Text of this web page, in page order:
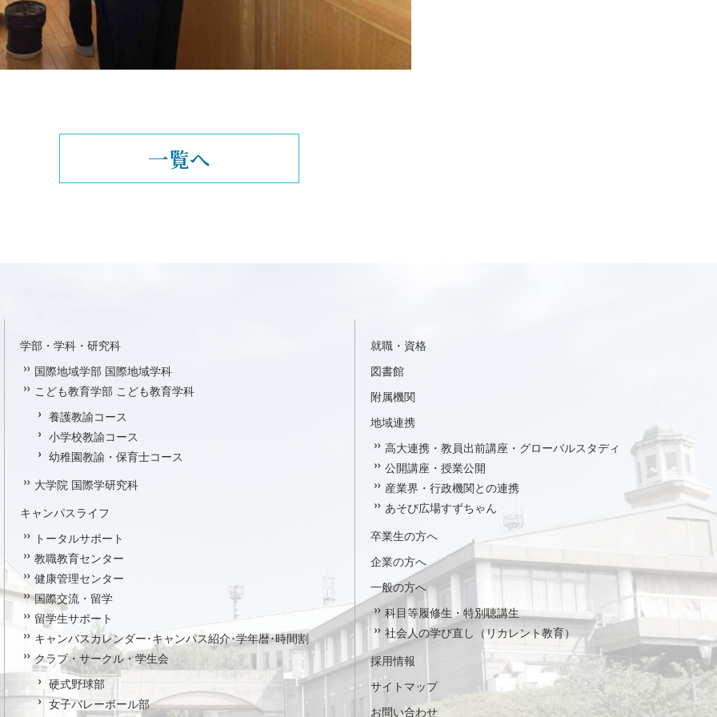
一覧へ
学部・学科・研究科
国際地域学部 国際地域学科
こども教育学部 こども教育学科
養護教諭コース
小学校教諭コース
幼稚園教諭・保育士コース
大学院 国際学研究科
キャンパスライフ
トータルサポート
教職教育センター
健康管理センター
国際交流・留学
留学生サポート
キャンパスカレンダー･キャンパス紹介･学年暦･時間割
クラブ・サークル・学生会
硬式野球部
女子バレーボール部
就職・資格
図書館
附属機関
地域連携
高大連携・教員出前講座・グローバルスタディ
公開講座・授業公開
産業界・行政機関との連携
あそび広場すずちゃん
卒業生の方へ
企業の方へ
一般の方へ
科目等履修生・特別聴講生
社会人の学び直し（リカレント教育）
採用情報
サイトマップ
お問い合わせ